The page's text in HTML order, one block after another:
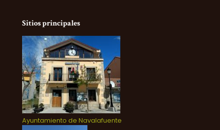
Sitios principales
Ayuntamiento de Navalafuente